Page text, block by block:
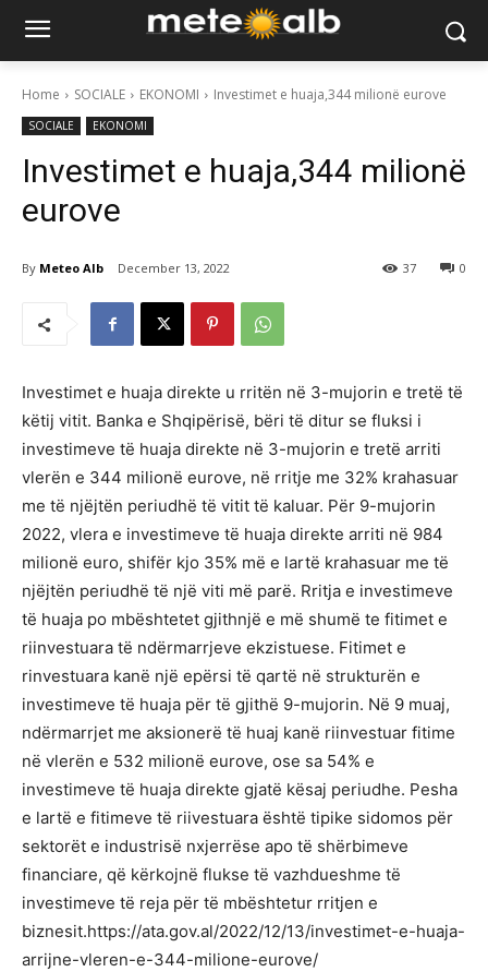
Home SOCIALE EKONOMI Investimet e huaja,344 milionë eurove
SOCIALE EKONOMI
Investimet e huaja,344 milionë
eurove
By Meteo Alb December 13, 2022 0
37
Investimet e huaja direkte u rritën në 3-mujorin e tretë të
këtij vitit. Banka e Shqipërisë, bëri të ditur se fluksi i
investimeve të huaja direkte në 3-mujorin e tretë arriti
vlerën e 344 milionë eurove, në rritje me 32% krahasuar
me të njëjtën periudhë të vitit të kaluar. Për 9-mujorin
2022, vlera e investimeve të huaja direkte arriti në 984
milionë euro, shifër kjo 35% më e lartë krahasuar me të
njëjtën periudhë të një viti më parë. Rritja e investimeve
të huaja po mbështetet gjithnjë e më shumë te fitimet e
riinvestuara të ndërmarrjeve ekzistuese. Fitimet e
rinvestuara kanë një epërsi të qartë në strukturën e
investimeve të huaja për të gjithë 9-mujorin. Në 9 muaj,
ndërmarrjet me aksionerë të huaj kanë riinvestuar fitime
në vlerën e 532 milionë eurove, ose sa 54% e
investimeve të huaja direkte gjatë kësaj periudhe. Pesha
e lartë e fitimeve të riivestuara është tipike sidomos për
sektorët e industrisë nxjerrëse apo të shërbimeve
financiare, që kërkojnë flukse të vazhdueshme të
investimeve të reja për të mbështetur rritjen e
biznesit.https://ata.gov.al/2022/12/13/investimet-e-huaja-
arrijne-vleren-e-344-milione-eurove/